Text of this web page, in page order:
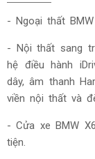
- Ngoại thất
- Nội thất sang
hệ điều hành
dây, âm thanh
viền nội thất và
- Cửa xe BMW
tiện.